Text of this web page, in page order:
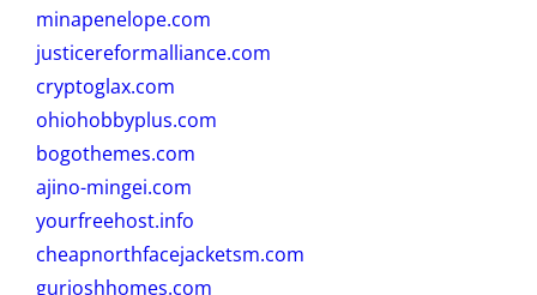
minapenelope.com
justicereformalliance.com
cryptoglax.com
ohiohobbyplus.com
bogothemes.com
ajino-mingei.com
yourfreehost.info
cheapnorthfacejacketsm.com
gurjoshhomes.com